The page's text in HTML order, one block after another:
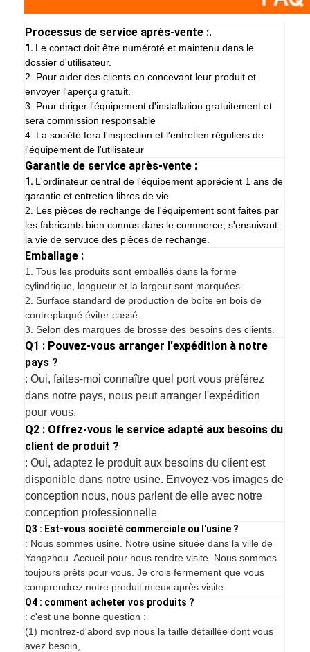
Processus de service après-vente :.
1. Le contact doit être numéroté et maintenu dans le
dossier d'utilisateur.
2. Pour aider des clients en concevant leur produit et
envoyer l'aperçu gratuit.
3. Pour diriger l'équipement d'installation gratuitement et
sera commission responsable
4. La société fera l'inspection et l'entretien réguliers de
l'équipement de l'utilisateur
Garantie de service après-vente :
1. L'ordinateur central de l'équipement apprécient 1 ans de
garantie et entretien libres de vie.
2. Les pièces de rechange de l'équipement sont faites par
les fabricants bien connus dans le commerce, s'ensuivant
la vie de servuce des pièces de rechange.
Emballage :
1.Tous les produits sont emballés dans la forme
cylindrique, longueur et la largeur sont marquées.
2. Surface standard de production de boîte en bois de
contreplaqué éviter cassé.
3. Selon des marques de brosse des besoins des clients.
Q1 : Pouvez-vous arranger l'expédition à notre
pays ?
: Oui, faites-moi connaître quel port vous préférez
dans notre pays, nous peut arranger l'expédition
pour vous.
Q2 : Offrez-vous le service adapté aux besoins du
client de produit ?
: Oui, adaptez le produit aux besoins du client est
disponible dans notre usine. Envoyez-vos images de
conception nous, nous parlent de elle avec notre
conception professionnelle
Q3 : Est-vous société commerciale ou l'usine ?
: Nous sommes usine. Notre usine située dans la ville de
Yangzhou. Accueil pour nous rendre visite. Nous sommes
toujours prêts pour vous. Je crois fermement que vous
comprendrez notre produit mieux après visite.
Q4 : comment acheter vos produits ?
: c'est une bonne question :
(1) montrez-d'abord svp nous la taille détaillée dont vous
avez besoin,